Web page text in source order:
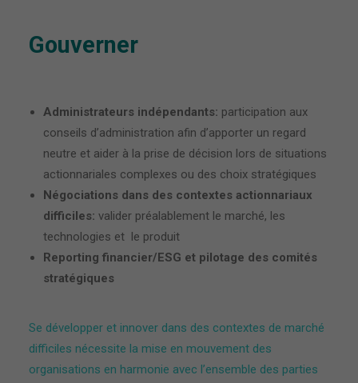
Gouverner
Administrateurs indépendants: participation aux
conseils d’administration afin d’apporter un regard
neutre et aider à la prise de décision lors de situations
actionnariales complexes ou des choix stratégiques
Négociations dans des contextes actionnariaux
difficiles: valider préalablement le marché, les
technologies et le produit
Reporting financier/ESG et pilotage des comités
stratégiques
Se développer et innover dans des contextes de marché
difficiles nécessite la mise en mouvement des
organisations en harmonie avec l’ensemble des parties